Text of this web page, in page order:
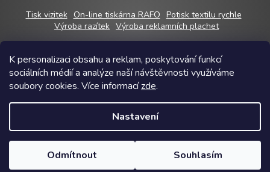
K personalizaci obsahu a reklam, poskytování funkcí
sociálních médií a analýze naší návštěvnosti využíváme
soubory cookies. Více informacízde.
Nastavení
Odmítnout Souhlasím
d
a
c
p
r
v
k
y
v
p
Tisk vizitek On-line tiskárna RAFO Potisk textilu rychle
Výroba razítek Výroba reklamních plachet
Copyright 2026 RAFOshop . Všechna práva vyhrazena.
cookies
Grafický návrh vytvořil a na Shoptet implementoval
Shoptetak.cz.